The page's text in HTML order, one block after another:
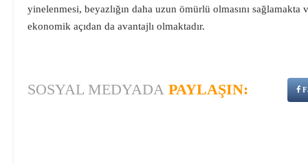
yinelenmesi, beyazlığın daha uzun ömürlü olmasını sağlamakta
ekonomik açıdan da avantajlı olmaktadır.
SOSYAL MEDYADA PAYLAŞIN: